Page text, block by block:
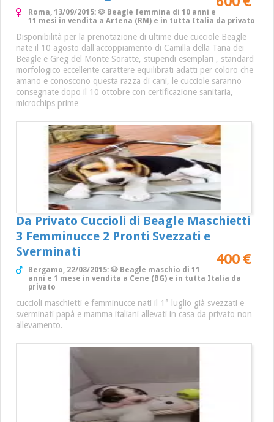
Roma, 13/09/2015: 🐶 Beagle femmina di 10 anni e
11 mesi in vendita a Artena (RM) e in tutta Italia da privato
Disponibilità per la prenotazione di ultime due cucciole Beagle
nate il 10 agosto dall'accoppiamento di Camilla della Tana dei
Beagle e Greg del Monte Soratte, stupendi esemplari , standard
morfologico eccellente carattere equilibrati adatti per coloro che
amano e conoscono questa razza di cani, le cucciole saranno
consegnate dopo il 10 ottobre con certificazione sanitaria,
microchips prime
Da Privato Cuccioli di Beagle Maschietti
3 Femminucce 2 Pronti Svezzati e
Sverminati
400 €
Bergamo, 22/08/2015: 🐶 Beagle maschio di 11
anni e 1 mese in vendita a Cene (BG) e in tutta Italia da
privato
cuccioli maschietti e femminucce nati il 1° luglio già svezzati e
sverminati papà e mamma italiani allevati in casa da privato non
allevamento.